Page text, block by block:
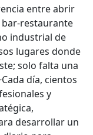
entre abrir
bar-restaurante
industrial de
lugares donde
solo falta una
día, cientos
y
desarrollar un